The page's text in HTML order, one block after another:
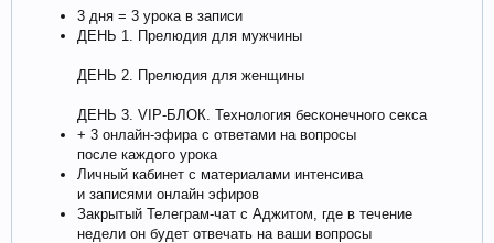
3 дня = 3 урока в записи
ДЕНЬ 1. Прелюдия для мужчины
ДЕНЬ 2. Прелюдия для женщины
ДЕНЬ 3. VIP-БЛОК. Технология бесконечного секса
+ 3 онлайн-эфира с ответами на вопросы
после каждого урока
Личный кабинет с материалами интенсива
и записями онлайн эфиров
Закрытый Телеграм-чат с Аджитом, где в течение
недели он будет отвечать на ваши вопросы